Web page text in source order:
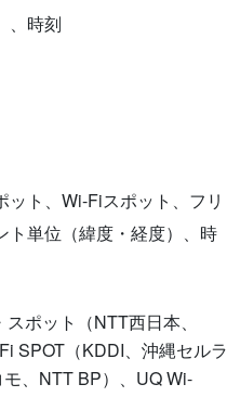
、時刻
ト、Wi-Fiスポット、フリ
ト単位（緯度・経度）、時
ポット（NTT西日本、
SPOT（KDDI、沖縄セルラ
、NTT BP）、UQ Wi-